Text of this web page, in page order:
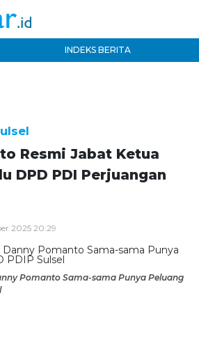
INDEKS BERITA
Resmi Jabat Ketua
DPD PDI Perjuangan
2025 20:29
Pomanto Sama-sama Punya Peluang